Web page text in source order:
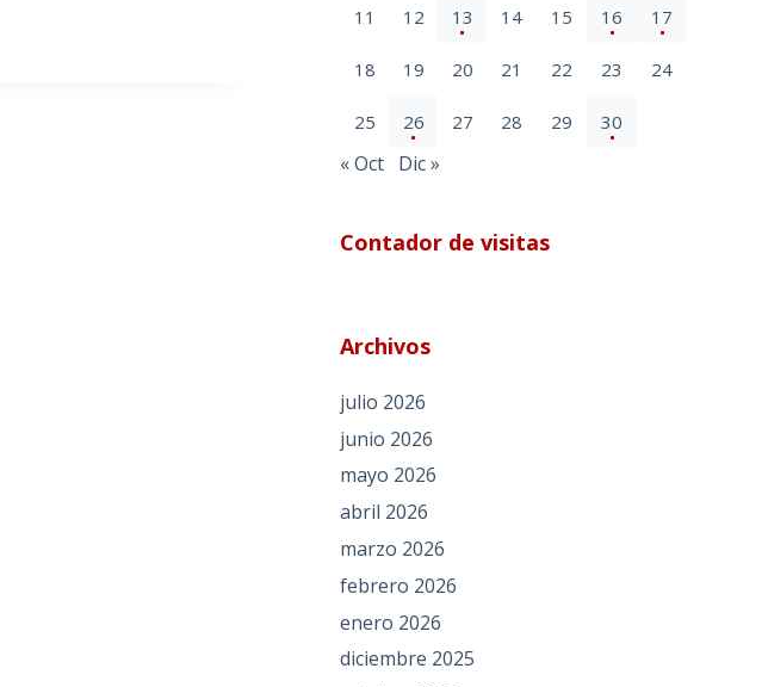
11 12 13 14 15 16 17
18 19 20 21 22 23 24
25 26 27 28 29 30
« Oct Dic »
Contador de visitas
Archivos
julio 2026
junio 2026
mayo 2026
abril 2026
marzo 2026
febrero 2026
enero 2026
diciembre 2025